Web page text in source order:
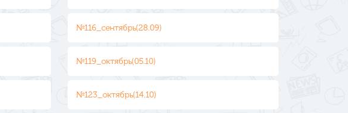
№116_сентябрь(28.09)
№119_октябрь(05.10)
№123_октябрь(14.10)